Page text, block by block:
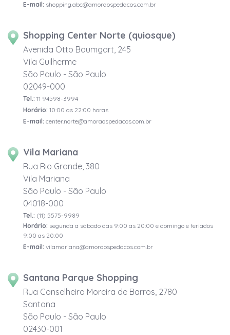
E-mail: shopping.abc@amoraospedacos.com.br
Shopping Center Norte (quiosque)
Avenida Otto Baumgart, 245
Vila Guilherme
São Paulo - São Paulo
02049-000
Tel.: 11 94598-3994
Horário: 10:00 as 22:00 horas
E-mail: center.norte@amoraospedacos.com.br
Vila Mariana
Rua Rio Grande, 380
Vila Mariana
São Paulo - São Paulo
04018-000
Tel.: (11) 5575-9989
Horário: segunda a sábado das 9:00 as 20:00 e domingo e feriados
9:00 as 20:00
E-mail: vilamariana@amoraospedacos.com.br
Santana Parque Shopping
Rua Conselheiro Moreira de Barros, 2780
Santana
São Paulo - São Paulo
02430-001